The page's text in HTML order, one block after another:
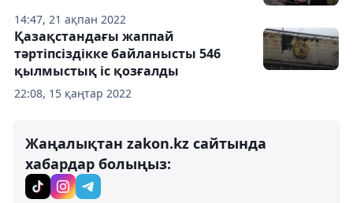
14:47, 21 ақпан 2022
22:08, 15 қаңтар 2022
Қазақстандағы жаппай
тәртіпсіздікке байланысты 546
қылмыстық іс қозғалды
Жаңалықтан zakon.kz сайтында
хабардар болыңыз: